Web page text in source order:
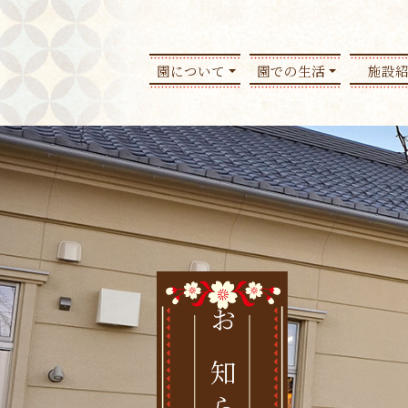
園について 園での生活 施設